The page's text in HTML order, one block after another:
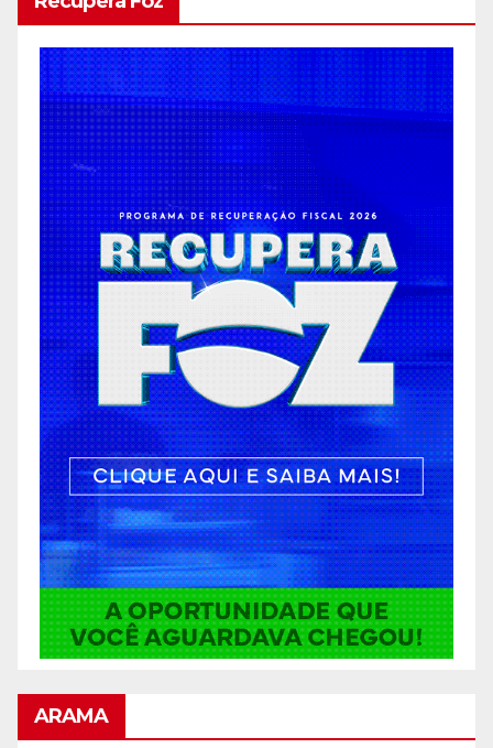
ARAMA